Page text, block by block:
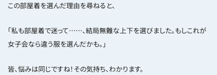
この部屋着を選んだ理由を尋ねると、
「私も部屋着で迷って……、結局無難な上下を選びました。もしこれが
女子会なら違う服を選んだかも。」
皆、悩みは同じですね！その気持ち、わかります。